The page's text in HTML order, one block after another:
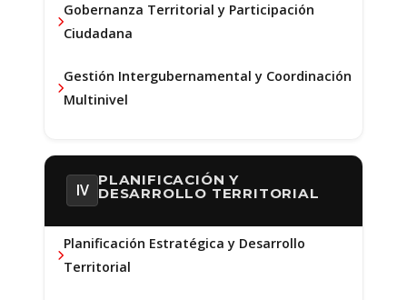
Gobernanza Territorial y Participación
Ciudadana
Gestión Intergubernamental y Coordinación
Multinivel
IV
PLANIFICACIÓN Y
DESARROLLO TERRITORIAL
Planificación Estratégica y Desarrollo
Territorial